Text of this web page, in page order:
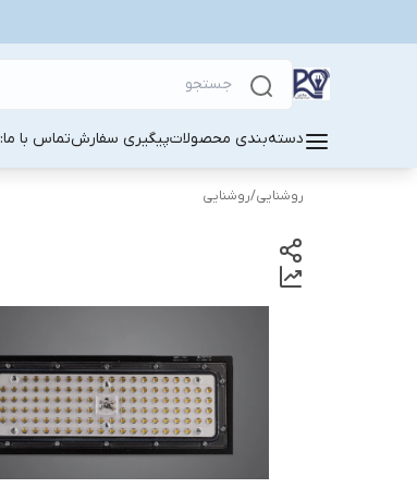
دسته‌بندی محصولاتپیگیری سفارشتماس با ما:
روشنایی/روشنایی